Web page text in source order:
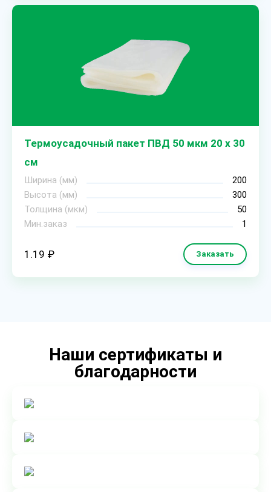
Термоусадочный пакет ПВД 50 мкм 20 х 30
см
Ширина (мм)
200
Высота (мм)
300
Толщина (мкм)
50
Мин.заказ
1
1.19 ₽ Заказать
Наши сертификаты и
благодарности